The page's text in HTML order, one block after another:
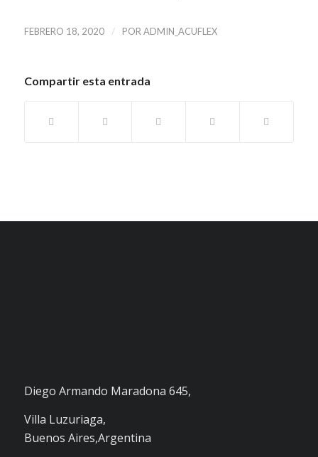
FEBRERO 18, 2020 / POR ADMIN_ACUFLEX
Compartir esta entrada
Diego Armando Maradona 645,
Villa Luzuriaga,
Buenos Aires,Argentina